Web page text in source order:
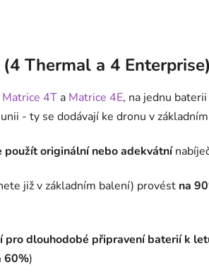
Thermal a 4 Enterprise)
Matrice 4T a Matrice 4E, na jednu
- ty se dodávají ke dronu v
originální nebo adekvátní
již v základním balení) provést na
pro dlouhodobé připravení baterií k
60%)